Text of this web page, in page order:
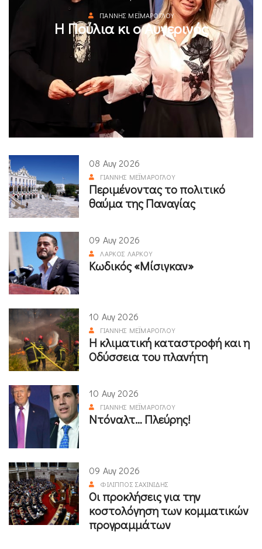
ΓΙΆΝΝΗΣ ΜΕΪΜΆΡΟΓΛΟΥ
Η Πούλια κι ο Αυγερινός
08 Αυγ 2026
ΓΙΆΝΝΗΣ ΜΕΪΜΆΡΟΓΛΟΥ
Περιμένοντας το πολιτικό
θαύμα της Παναγίας
09 Αυγ 2026
ΛΆΡΚΟΣ ΛΆΡΚΟΥ
Κωδικός «Μίσιγκαν»
10 Αυγ 2026
ΓΙΆΝΝΗΣ ΜΕΪΜΆΡΟΓΛΟΥ
Η κλιματική καταστροφή και η
Οδύσσεια του πλανήτη
10 Αυγ 2026
ΓΙΆΝΝΗΣ ΜΕΪΜΆΡΟΓΛΟΥ
Ντόναλτ… Πλεύρης!
09 Αυγ 2026
ΦΊΛΙΠΠΟΣ ΣΑΧΙΝΊΔΗΣ
Οι προκλήσεις για την
κοστολόγηση των κομματικών
προγραμμάτων